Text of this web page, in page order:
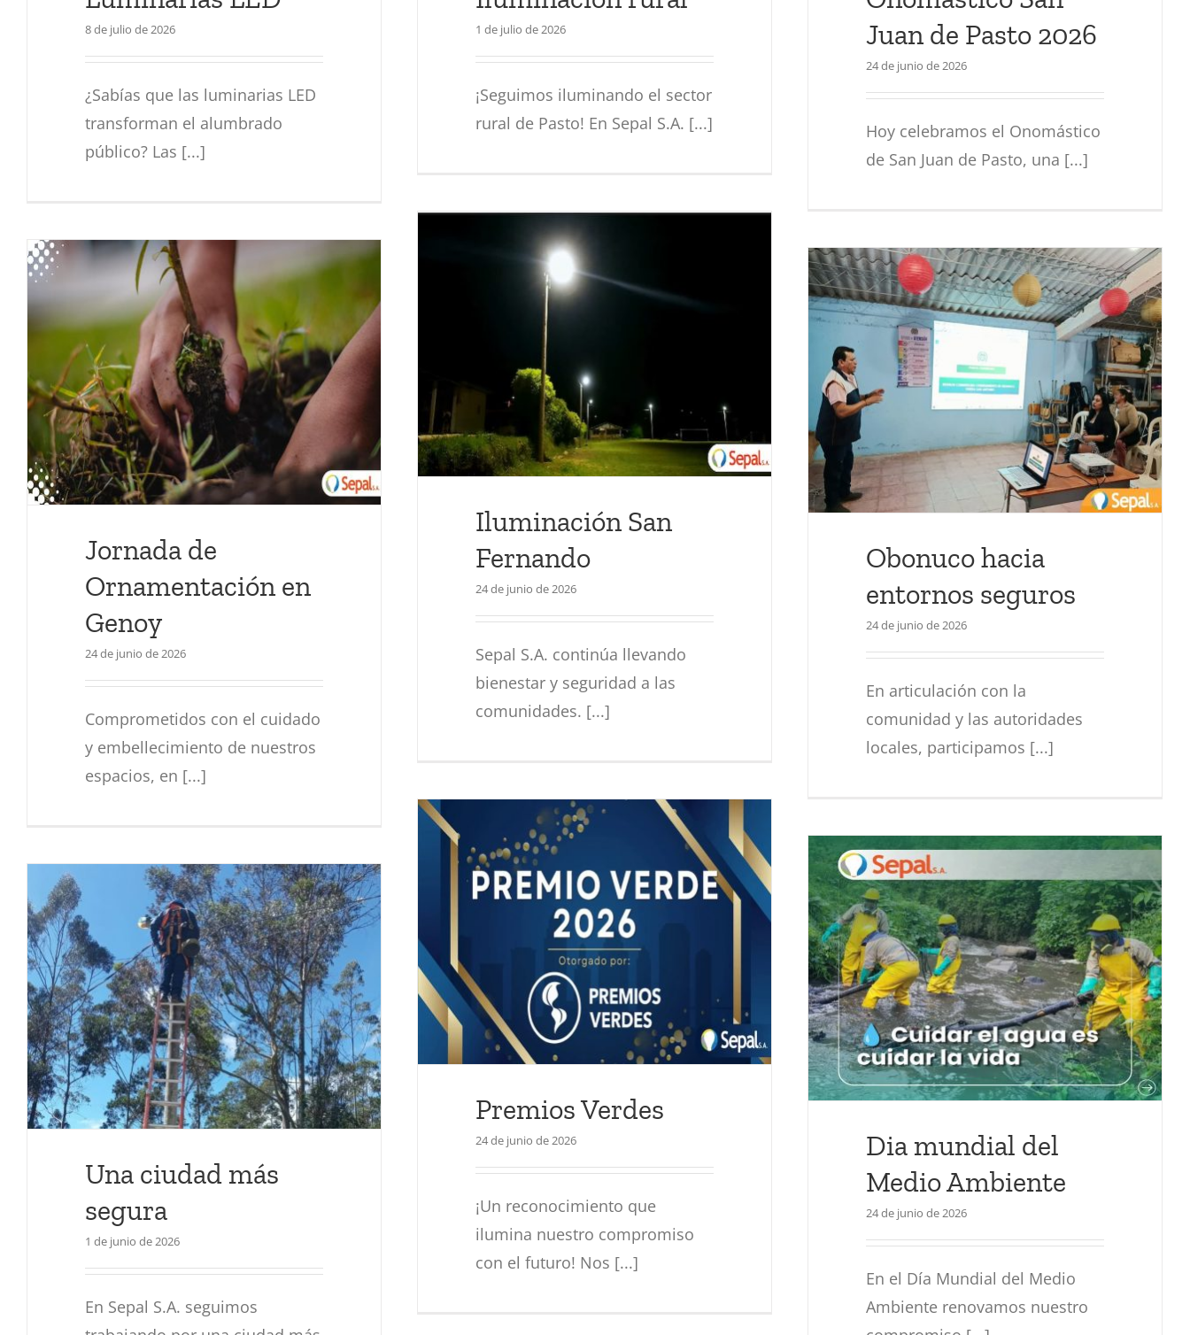
8 de julio de 2026
¿Sabías que las luminarias LED
transforman el alumbrado
público? Las [...]
1 de julio de 2026
¡Seguimos iluminando el sector
rural de Pasto! En Sepal S.A. [...]
Juan de Pasto 2026
24 de junio de 2026
Hoy celebramos el Onomástico
de San Juan de Pasto, una [...]
Iluminación San Fernando
Actualidad
Iluminación San
Fernando
24 de junio de 2026
Sepal S.A. continúa llevando
bienestar y seguridad a las
comunidades. [...]
Jornada de
Ornamentación en
Genoy
24 de junio de 2026
Comprometidos con el cuidado
y embellecimiento de nuestros
espacios, en [...]
Obonuco hacia entornos
seguros
Actualidad
Obonuco hacia
entornos seguros
24 de junio de 2026
En articulación con la
comunidad y las autoridades
locales, participamos [...]
Premios Verdes
Actualidad
Premios Verdes
24 de junio de 2026
¡Un reconocimiento que
ilumina nuestro compromiso
con el futuro! Nos [...]
Dia mundial del Medio
Ambiente
Actualidad
Dia mundial del
Medio Ambiente
24 de junio de 2026
En el Día Mundial del Medio
Ambiente renovamos nuestro
Una ciudad más
segura
1 de junio de 2026
En Sepal S.A. seguimos